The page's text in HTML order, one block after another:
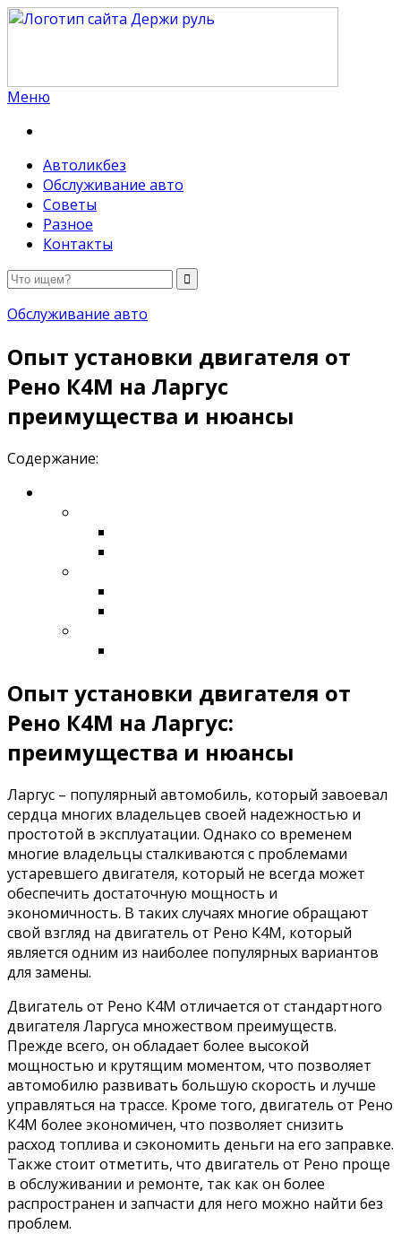
Меню
Автоликбез
Обслуживание авто
Советы
Разное
Контакты
Обслуживание авто
Опыт установки двигателя от
Рено К4М на Ларгус
преимущества и нюансы
Содержание:
Опыт установки двигателя от
Рено К4М на Ларгус:
преимущества и нюансы
Ларгус – популярный автомобиль, который завоевал
сердца многих владельцев своей надежностью и
простотой в эксплуатации. Однако со временем
многие владельцы сталкиваются с проблемами
устаревшего двигателя, который не всегда может
обеспечить достаточную мощность и
экономичность. В таких случаях многие обращают
свой взгляд на двигатель от Рено К4М, который
является одним из наиболее популярных вариантов
для замены.
Двигатель от Рено К4М отличается от стандартного
двигателя Ларгуса множеством преимуществ.
Прежде всего, он обладает более высокой
мощностью и крутящим моментом, что позволяет
автомобилю развивать большую скорость и лучше
управляться на трассе. Кроме того, двигатель от Рено
К4М более экономичен, что позволяет снизить
расход топлива и сэкономить деньги на его заправке.
Также стоит отметить, что двигатель от Рено проще
в обслуживании и ремонте, так как он более
распространен и запчасти для него можно найти без
проблем.